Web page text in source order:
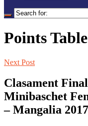
Points Table
Next Post
Clasament
Minibaschet
– Mangalia 2017